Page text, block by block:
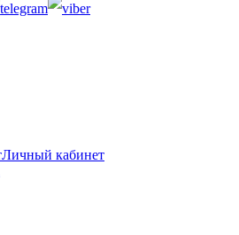
Личный кабинет